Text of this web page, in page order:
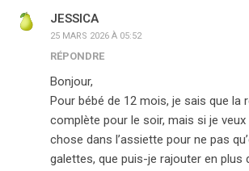
JESSICA
25 MARS 2026 À 05:52
RÉPONDRE
Bonjour,
Pour bébé de 12 mois, je sais que la
complète pour le soir, mais si je
chose dans l’assiette pour ne pas
galettes, que puis-je rajouter en plus